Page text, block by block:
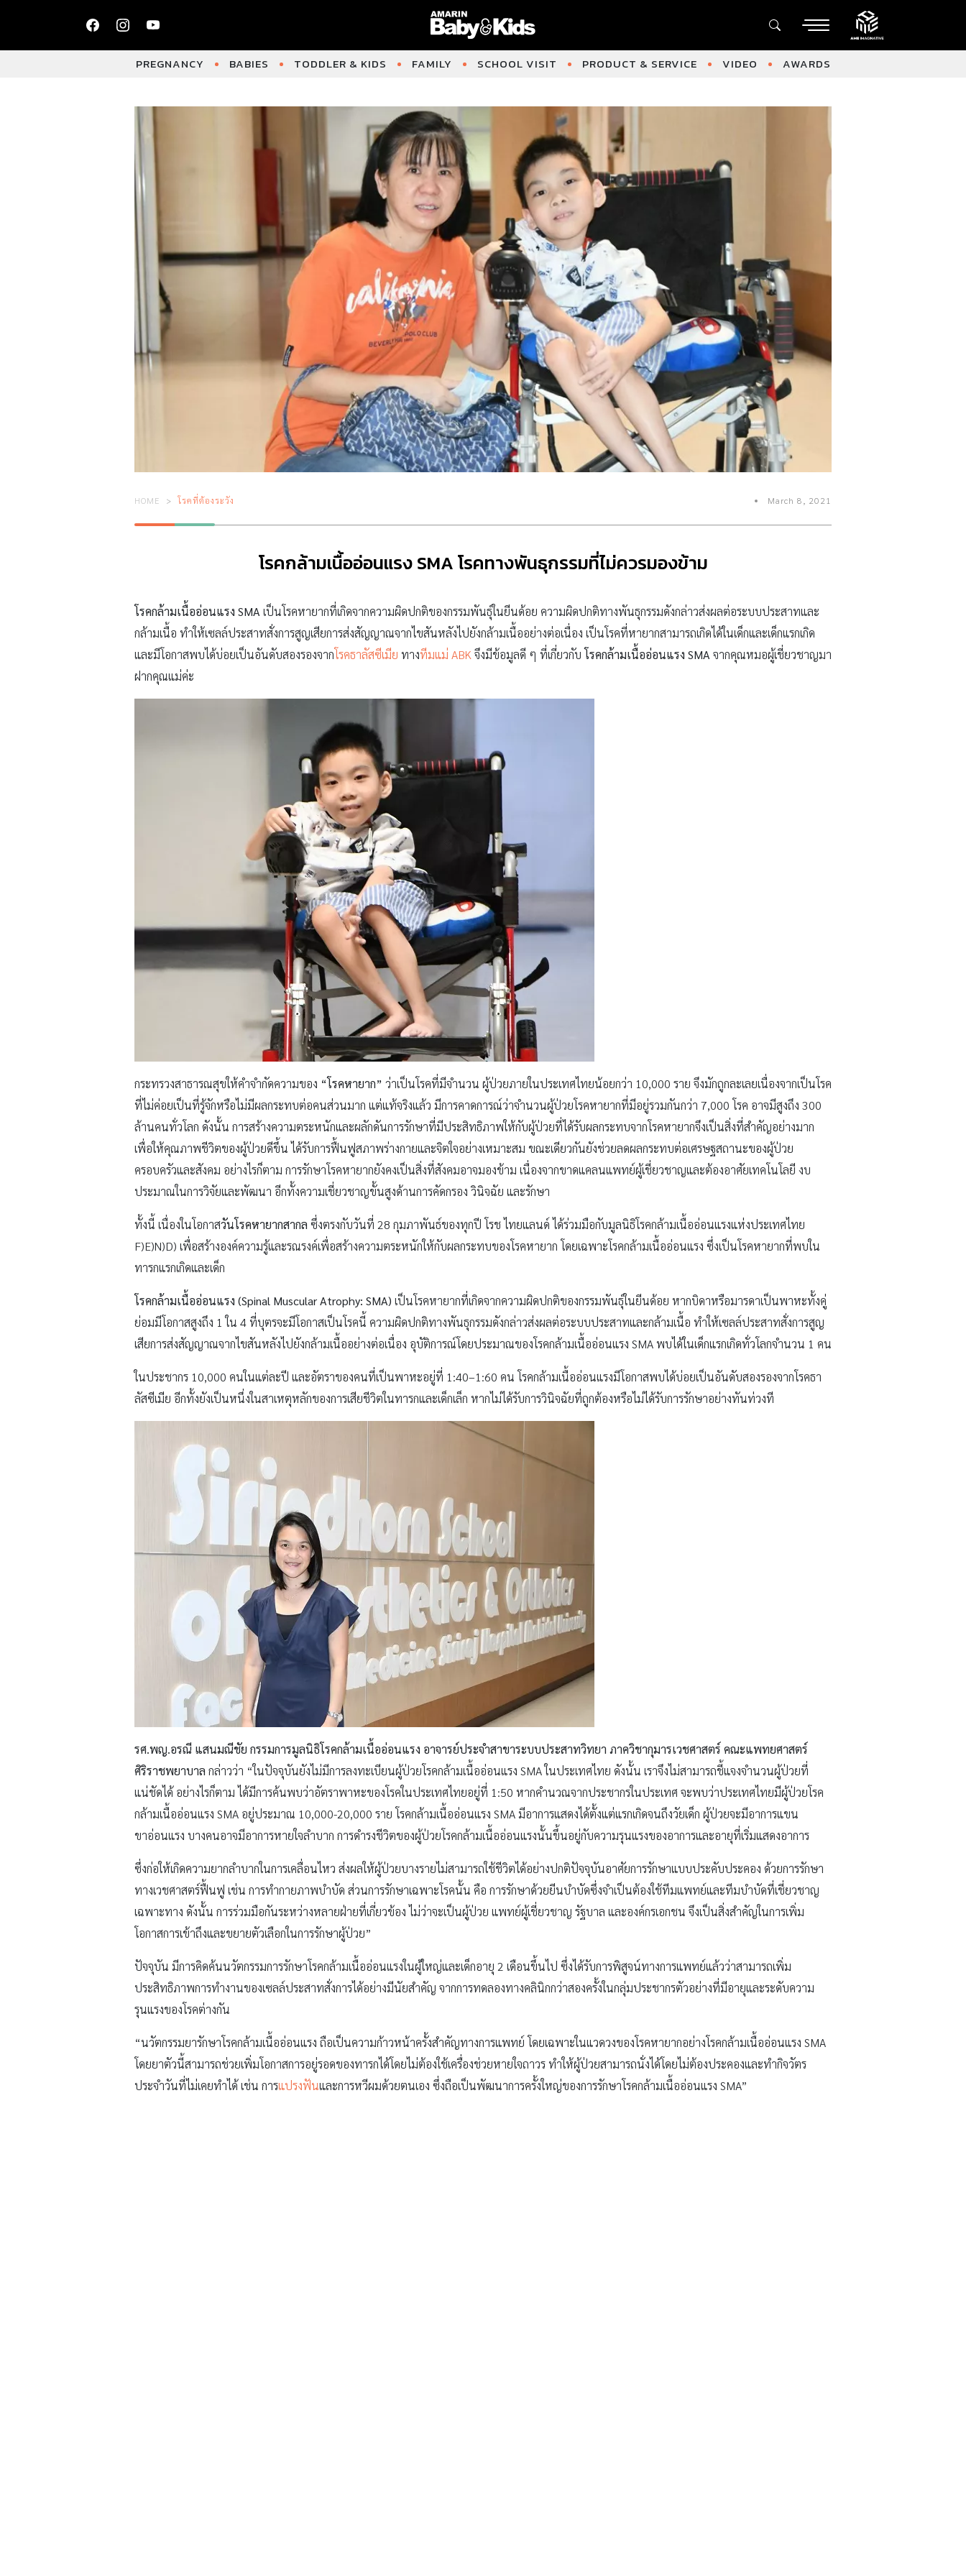
PREGNANCY BABIES TODDLER & KIDS FAMILY SCHOOL VISIT PRODUCT & SERVICE VIDEO AWARDS
HOME โรคที่ต้องระวัง March 8, 2021
โรคกล้ามเนื้ออ่อนแรง SMA โรคทางพันธุกรรมที่ไม่ควรมองข้าม
โรคกล้ามเนื้ออ่อนแรง SMA เป็นโรคหายากที่เกิดจากความผิดปกติของกรรมพันธุ์ในยีนด้อย ความผิดปกติทางพันธุกรรมดังกล่าวส่งผลต่อระบบประสาทและ
กล้ามเนื้อ ทำให้เซลล์ประสาทสั่งการสูญเสียการส่งสัญญาณจากไขสันหลังไปยังกล้ามเนื้ออย่างต่อเนื่อง เป็นโรคที่หายากสามารถเกิดได้ในเด็กและเด็กแรกเกิด
และมีโอกาสพบได้บ่อยเป็นอันดับสองรองจากโรคธาลัสซีเมีย ทางทีมแม่ ABKจึงมีข้อมูลดี ๆ ที่เกี่ยวกับ โรคกล้ามเนื้ออ่อนแรง SMA จากคุณหมอผู้เชี่ยวชาญมา
ฝากคุณแม่ค่ะ
กระทรวงสาธารณสุขให้คำจำกัดความของ “โรคหายาก” ว่าเป็นโรคที่มีจำนวน ผู้ป่วยภายในประเทศไทยน้อยกว่า 10,000 ราย จึงมักถูกละเลยเนื่องจากเป็นโรค
ที่ไม่ค่อยเป็นที่รู้จักหรือไม่มีผลกระทบต่อคนส่วนมาก แต่แท้จริงแล้ว มีการคาดการณ์ว่าจำนวนผู้ป่วยโรคหายากที่มีอยู่รวมกันกว่า 7,000 โรค อาจมีสูงถึง 300
ล้านคนทั่วโลก ดังนั้น การสร้างความตระหนักและผลักดันการรักษาที่มีประสิทธิภาพให้กับผู้ป่วยที่ได้รับผลกระทบจากโรคหายากจึงเป็นสิ่งที่สำคัญอย่างมาก
เพื่อให้คุณภาพชีวิตของผู้ป่วยดีขึ้น ได้รับการฟื้นฟูสภาพร่างกายและจิตใจอย่างเหมาะสม ขณะเดียวกันยังช่วยลดผลกระทบต่อเศรษฐสถานะของผู้ป่วย
ครอบครัวและสังคม อย่างไรก็ตาม การรักษาโรคหายากยังคงเป็นสิ่งที่สังคมอาจมองข้าม เนื่องจากขาดแคลนแพทย์ผู้เชี่ยวชาญและต้องอาศัยเทคโนโลยี งบ
ประมาณในการวิจัยและพัฒนา อีกทั้งความเชี่ยวชาญขั้นสูงด้านการคัดกรอง วินิจฉัย และรักษา
ทั้งนี้ เนื่องในโอกาสวันโรคหายากสากล ซึ่งตรงกับวันที่ 28 กุมภาพันธ์ของทุกปี โรช ไทยแลนด์ ได้ร่วมมือกับมูลนิธิโรคกล้ามเนื้ออ่อนแรงแห่งประเทศไทย
F)E)N)D) เพื่อสร้างองค์ความรู้และรณรงค์เพื่อสร้างความตระหนักให้กับผลกระทบของโรคหายาก โดยเฉพาะโรคกล้ามเนื้ออ่อนแรง ซึ่งเป็นโรคหายากที่พบใน
ทารกแรกเกิดและเด็ก
โรคกล้ามเนื้ออ่อนแรง (Spinal Muscular Atrophy: SMA) เป็นโรคหายากที่เกิดจากความผิดปกติของกรรมพันธุ์ในยีนด้อย หากบิดาหรือมารดาเป็นพาหะทั้งคู่
ย่อมมีโอกาสสูงถึง 1 ใน 4 ที่บุตรจะมีโอกาสเป็นโรคนี้ ความผิดปกติทางพันธุกรรมดังกล่าวส่งผลต่อระบบประสาทและกล้ามเนื้อ ทำให้เซลล์ประสาทสั่งการสูญ
เสียการส่งสัญญาณจากไขสันหลังไปยังกล้ามเนื้ออย่างต่อเนื่อง อุบัติการณ์โดยประมาณของโรคกล้ามเนื้ออ่อนแรง SMA พบได้ในเด็กแรกเกิดทั่วโลกจำนวน 1 คน
ในประชากร 10,000 คนในแต่ละปี และอัตราของคนที่เป็นพาหะอยู่ที่ 1:40–1:60 คน โรคกล้ามเนื้ออ่อนแรงมีโอกาสพบได้บ่อยเป็นอันดับสองรองจากโรคธา
ลัสซีเมีย อีกทั้งยังเป็นหนึ่งในสาเหตุหลักของการเสียชีวิตในทารกและเด็กเล็ก หากไม่ได้รับการวินิจฉัยที่ถูกต้องหรือไม่ได้รับการรักษาอย่างทันท่วงที
รศ.พญ.อรณี แสนมณีชัย กรรมการมูลนิธิโรคกล้ามเนื้ออ่อนแรง อาจารย์ประจำสาขาระบบประสาทวิทยา ภาควิชากุมารเวชศาสตร์ คณะแพทยศาสตร์
ศิริราชพยาบาล กล่าวว่า “ในปัจจุบันยังไม่มีการลงทะเบียนผู้ป่วยโรคกล้ามเนื้ออ่อนแรง SMA ในประเทศไทย ดังนั้น เราจึงไม่สามารถชี้แจงจำนวนผู้ป่วยที่
แน่ชัดได้ อย่างไรก็ตาม ได้มีการค้นพบว่าอัตราพาหะของโรคในประเทศไทยอยู่ที่ 1:50 หากคำนวณจากประชากรในประเทศ จะพบว่าประเทศไทยมีผู้ป่วยโรค
กล้ามเนื้ออ่อนแรง SMA อยู่ประมาณ 10,000-20,000 ราย โรคกล้ามเนื้ออ่อนแรง SMA มีอาการแสดงได้ตั้งแต่แรกเกิดจนถึงวัยเด็ก ผู้ป่วยจะมีอาการแขน
ขาอ่อนแรง บางคนอาจมีอาการหายใจลำบาก การดำรงชีวิตของผู้ป่วยโรคกล้ามเนื้ออ่อนแรงนั้นขึ้นอยู่กับความรุนแรงของอาการและอายุที่เริ่มแสดงอาการ
ซึ่งก่อให้เกิดความยากลำบากในการเคลื่อนไหว ส่งผลให้ผู้ป่วยบางรายไม่สามารถใช้ชีวิตได้อย่างปกติปัจจุบันอาศัยการรักษาแบบประคับประคอง ด้วยการรักษา
ทางเวชศาสตร์ฟื้นฟู เช่น การทำกายภาพบำบัด ส่วนการรักษาเฉพาะโรคนั้น คือ การรักษาด้วยยีนบำบัดซึ่งจำเป็นต้องใช้ทีมแพทย์และทีมบำบัดที่เชี่ยวชาญ
เฉพาะทาง ดังนั้น การร่วมมือกันระหว่างหลายฝ่ายที่เกี่ยวข้อง ไม่ว่าจะเป็นผู้ป่วย แพทย์ผู้เชี่ยวชาญ รัฐบาล และองค์กรเอกชน จึงเป็นสิ่งสำคัญในการเพิ่ม
โอกาสการเข้าถึงและขยายตัวเลือกในการรักษาผู้ป่วย”
ปัจจุบัน มีการคิดค้นนวัตกรรมการรักษาโรคกล้ามเนื้ออ่อนแรงในผู้ใหญ่และเด็กอายุ 2 เดือนขึ้นไป ซึ่งได้รับการพิสูจน์ทางการแพทย์แล้วว่าสามารถเพิ่ม
ประสิทธิภาพการทำงานของเซลล์ประสาทสั่งการได้อย่างมีนัยสำคัญ จากการทดลองทางคลินิกกว่าสองครั้งในกลุ่มประชากรตัวอย่างที่มีอายุและระดับความ
รุนแรงของโรคต่างกัน
“นวัตกรรมยารักษาโรคกล้ามเนื้ออ่อนแรง ถือเป็นความก้าวหน้าครั้งสำคัญทางการแพทย์ โดยเฉพาะในแวดวงของโรคหายากอย่างโรคกล้ามเนื้ออ่อนแรง SMA
โดยยาตัวนี้สามารถช่วยเพิ่มโอกาสการอยู่รอดของทารกได้โดยไม่ต้องใช้เครื่องช่วยหายใจถาวร ทำให้ผู้ป่วยสามารถนั่งได้โดยไม่ต้องประคองและทำกิจวัตร
ประจำวันที่ไม่เคยทำได้ เช่น การแปรงฟันและการหวีผมด้วยตนเอง ซึ่งถือเป็นพัฒนาการครั้งใหญ่ของการรักษาโรคกล้ามเนื้ออ่อนแรง SMA”